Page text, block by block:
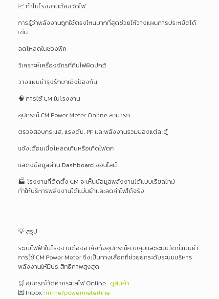
📈 ทำไมโรงงานต้องวัดไฟ
การรู้ว่าพลังงานถูกใช้ตรงไหนมากที่สุดช่วยให้วางแผนการประหยัดได้
เช่น
ลดโหลดในช่วงพีค
วิเคราะห์เครื่องจักรที่กินไฟผิดปกติ
วางแผนบำรุงรักษาเชิงป้องกัน
🧠 การใช้ CM ในโรงงาน
อุปกรณ์ CM Power Meter Online สามารถ
ตรวจสอบกระแส, แรงดัน, PF และพลังงานรวมของแต่ละตู้
แจ้งเตือนเมื่อโหลดเกินหรือเกิดไฟตก
แสดงข้อมูลผ่าน Dashboard ออนไลน์
🏭 โรงงานที่ติดตั้ง CM จะเห็นข้อมูลพลังงานได้แบบเรียลไทม์
ทำให้บริหารพลังงานได้แม่นยำและลดค่าไฟได้จริง
💡 สรุป
ระบบไฟฟ้าในโรงงานต้องอาศัยทั้งอุปกรณ์ควบคุมและระบบวัดที่แม่นยำ
การใช้ CM Power Meter จึงเป็นทางเลือกที่ช่วยยกระดับระบบบริหาร
พลังงานให้มีประสิทธิภาพสูงสุด
🛒 อุปกรณ์วัดค่ากระแสไฟ Online :ดูสินค้า
💌 Inbox :m.me/powermeterline